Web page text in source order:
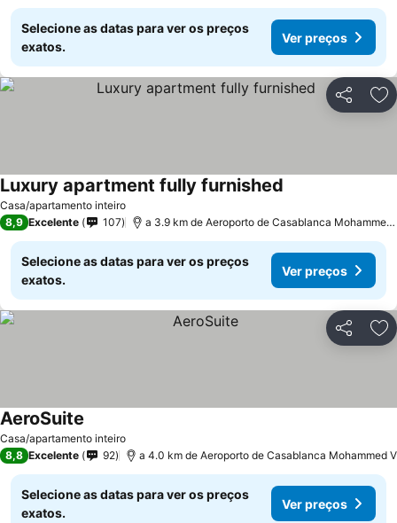
Selecione as datas para ver os preços
exatos.
Ver preços
Partilhar
Casa/apartamento inteiro
Luxury apartment fully furnished
8,9 Excelente 107 a 3.9 km de Aeroporto de Casablanca Mohammed
Selecione as datas para ver os preços
exatos.
Ver preços
Partilhar
Casa/apartamento inteiro
AeroSuite
8,8 Excelente 92 a 4.0 km de Aeroporto de Casablanca Mohammed V
Selecione as datas para ver os preços
exatos.
Ver preços